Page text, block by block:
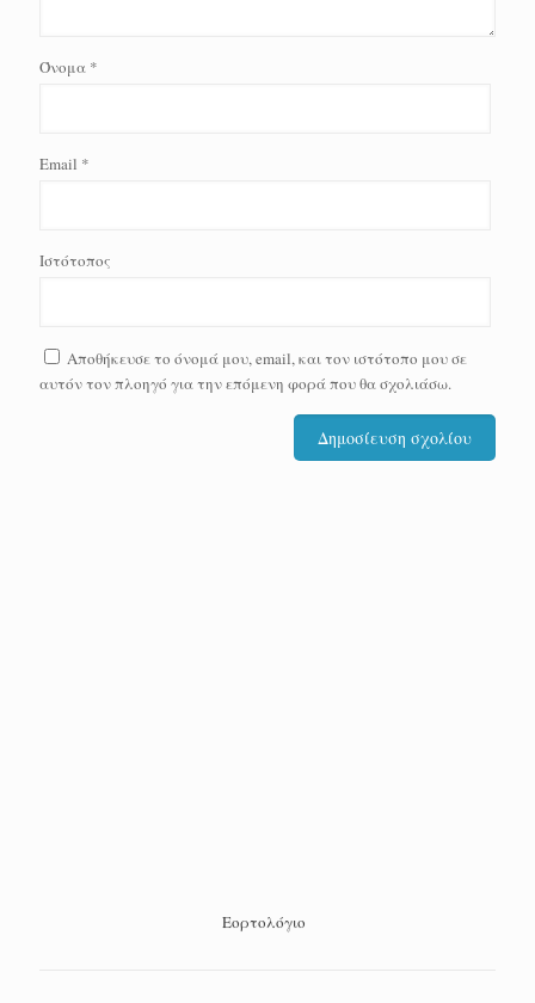
Όνομα *
Email *
Ιστότοπος
Αποθήκευσε το όνομά μου, email, και τον ιστότοπο μου σε
αυτόν τον πλοηγό για την επόμενη φορά που θα σχολιάσω.
Εορτολόγιο